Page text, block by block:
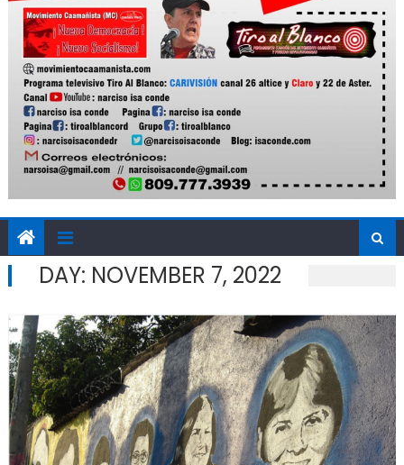
DAY: NOVEMBER 7, 2022